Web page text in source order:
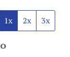
1x 2x 3x